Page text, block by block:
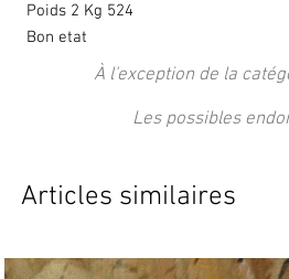
Poids 2 Kg 524
Bon etat
À l'exception de la
Les possibles
Articles similaires